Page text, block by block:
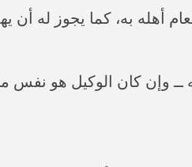
أهله به، كما يجوز له أن
ــ وإن كان الوكيل هو نفس